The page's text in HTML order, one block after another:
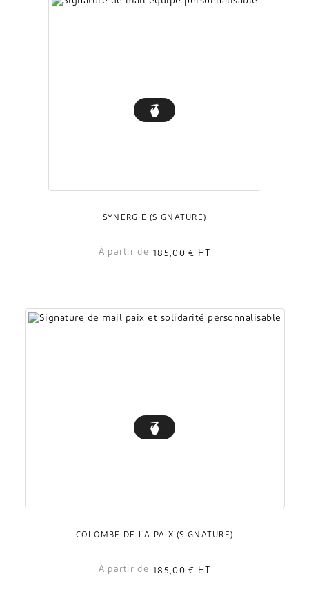
SYNERGIE (SIGNATURE)
À partir de 185,00 € HT
COLOMBE DE LA PAIX (SIGNATURE)
À partir de 185,00 € HT